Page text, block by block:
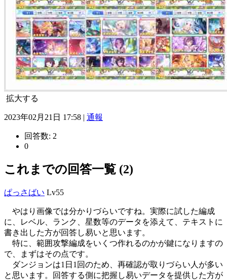
拡大する
2023年02月21日 17:58 | 通報
回答数: 2
0
これまでの回答一覧 (2)
ぱっさばい Lv55
やはり画像では分かりづらいですね。実際に試した編成
に、レベル、ランク、星数等のデータを添えて、テキストに
書き出した方が回答し易いと思います。
特に、範囲攻撃編成をいくつ作れるのかが鍵になりますの
で、まずはその点です。
ダンジョンは1日1回のため、再確認が取りづらい人が多い
と思います。回答する側に把握し易いデータを提供した方が